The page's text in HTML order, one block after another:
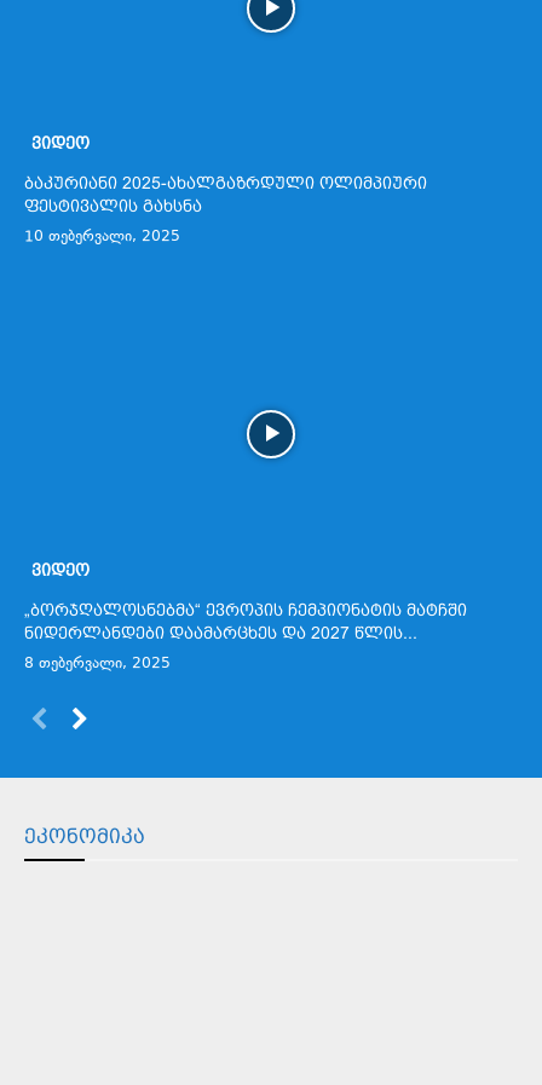
ᲕᲘᲓᲔᲝ
ბაკურიანი 2025-ახალგაზრდული ოლიმპიური
ფესტივალის გახსნა
10 თებერვალი, 2025
ᲕᲘᲓᲔᲝ
„ბორჯღალოსნებმა“ ევროპის ჩემპიონატის მატჩში
ნიდერლანდები დაამარცხეს და 2027 წლის...
8 თებერვალი, 2025
ᲔᲙᲝᲜᲝᲛᲘᲙᲐ